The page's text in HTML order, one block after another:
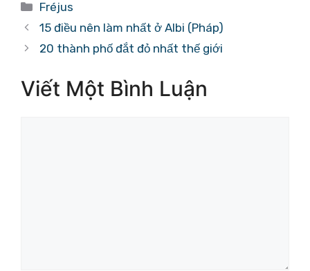
Danh
mục
Fréjus
15 điều nên làm nhất ở Albi (Pháp)
20 thành phố đắt đỏ nhất thế giới
Viết Một Bình Luận